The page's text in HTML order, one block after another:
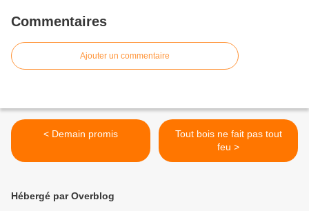
Commentaires
Ajouter un commentaire
< Demain promis
Tout bois ne fait pas tout
feu >
Hébergé par Overblog